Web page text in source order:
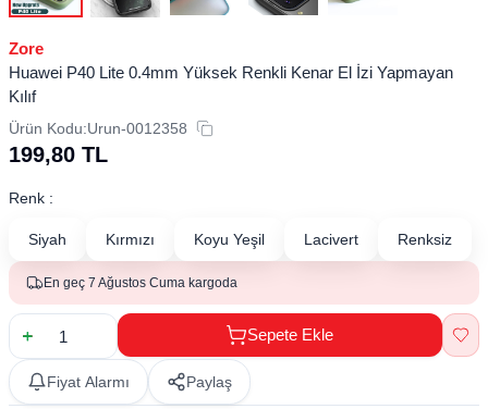
Zore
Huawei P40 Lite 0.4mm Yüksek Renkli Kenar El İzi Yapmayan
Kılıf
Ürün Kodu:Urun-0012358
199,80 TL
Renk :
Siyah Kırmızı Koyu Yeşil Lacivert Renksiz
En geç 7 Ağustos Cuma kargoda
Sepete Ekle
Fiyat Alarmı Paylaş